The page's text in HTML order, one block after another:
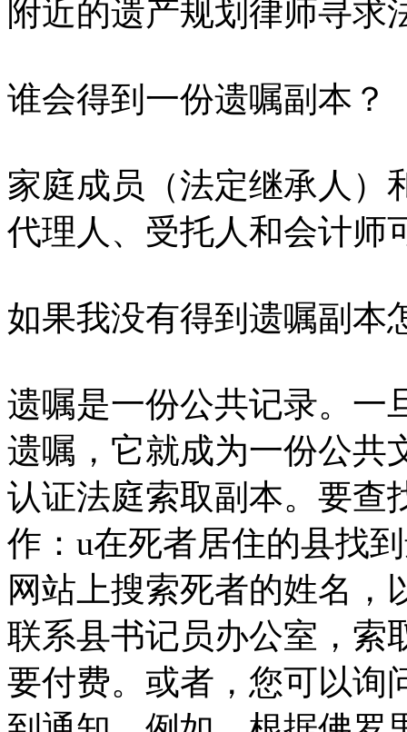
附近的遗产规划律师寻求
谁会得到一份遗嘱副本？
家庭成员（法定继承人）
代理人、受托人和会计师
如果我没有得到遗嘱副本
遗嘱是一份公共记录。一
遗嘱，它就成为一份公共
认证法庭索取副本。要查
作：u在死者居住的县找
网站上搜索死者的姓名，
联系县书记员办公室，索
要付费。或者，您可以询